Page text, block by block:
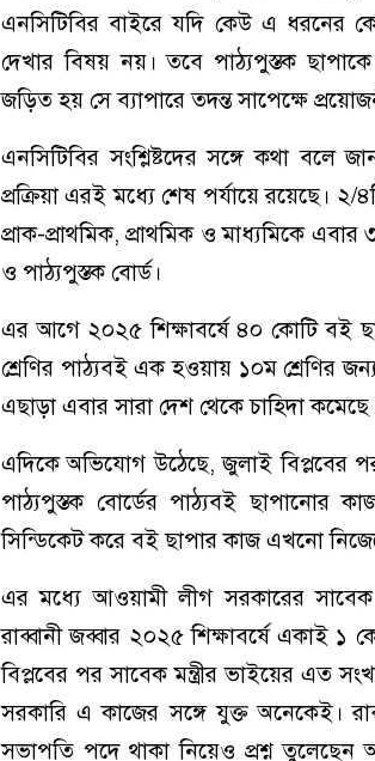
এনসিটিবির বাইরে যদি কেউ এ ধরনের
দেখার বিষয় নয়। তবে পাঠ্যপুস্তক ছাপাকে
জড়িত হয় সে ব্যাপারে তদন্ত সাপেক্ষে
এনসিটিবির সংশ্লিষ্টদের সঙ্গে কথা বলে
প্রক্রিয়া এরই মধ্যে শেষ পর্যায়ে রয়েছে। ২/
প্রাক-প্রাথমিক, প্রাথমিক ও মাধ্যমিকে এবার
ও পাঠ্যপুস্তক বোর্ড।
এর আগে ২০২৫ শিক্ষাবর্ষে ৪০ কোটি বই
শ্রেণির পাঠ্যবই এক হওয়ায় ১০ম শ্রেণির
এছাড়া এবার সারা দেশ থেকে চাহিদা
এদিকে অভিযোগ উঠেছে, জুলাই বিপ্লবের
পাঠ্যপুস্তক বোর্ডের পাঠ্যবই ছাপানোর
সিন্ডিকেট করে বই ছাপার কাজ এখনো
এর মধ্যে আওয়ামী লীগ সরকারের সাবেক
রাব্বানী জব্বার ২০২৫ শিক্ষাবর্ষে একাই
বিপ্লবের পর সাবেক মন্ত্রীর ভাইয়ের এত
সরকারি এ কাজের সঙ্গে যুক্ত অনেকেই।
সভাপতি পদে থাকা নিয়েও প্রশ্ন তুলেছেন